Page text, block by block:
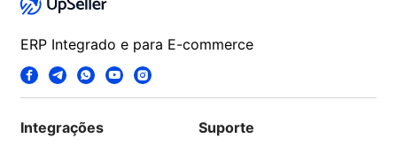
ERP Integrado e para E-commerce
Integrações Suporte